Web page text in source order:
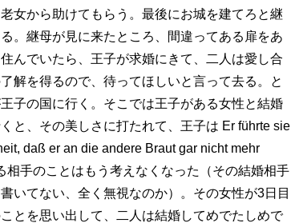
女から助けてもらう。最後にお城を建てろと継
。継母が見に来たところ、間違ってある扉をあ
んでいたら、王子が求婚にきて、二人は愛し合
解を得るので、待ってほしいと言って去る。と
子の国に行く。そこでは王子がある女性と結婚
と、その美しさに打たれて、王子は Er führte sie
daß er an die andere Braut gar nicht mehr
手のことはもう考えなくなった（その結婚相手
いてない、全く無視なのか）。その女性が3日目
とを思い出して、二人は結婚してめでたしめで